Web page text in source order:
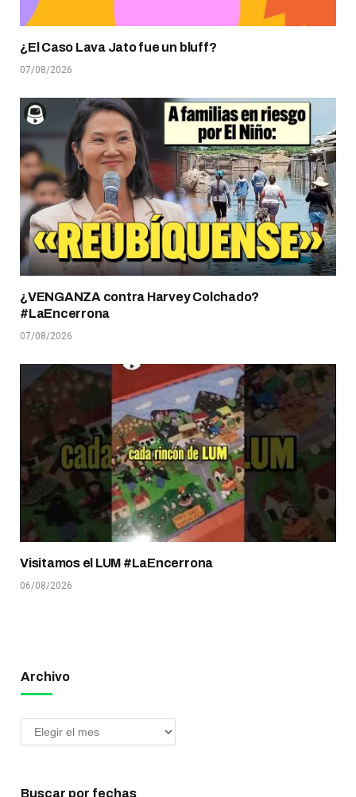
¿El Caso Lava Jato fue un bluff?
07/08/2026
¿VENGANZA contra Harvey Colchado?
#LaEncerrona
07/08/2026
Visitamos el LUM #LaEncerrona
06/08/2026
Archivo
Buscar por fechas